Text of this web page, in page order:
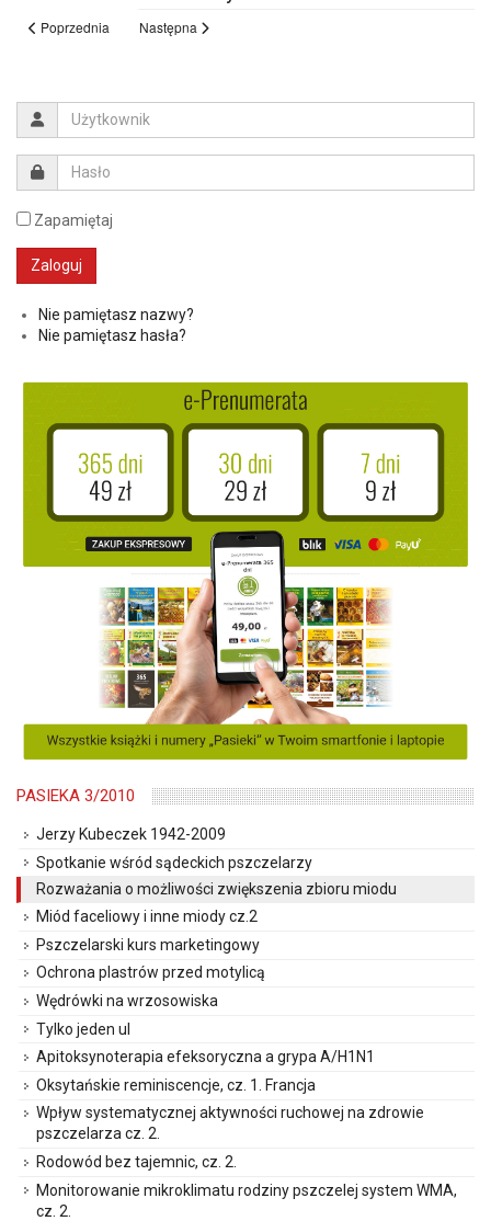
Poprzednia Następna
Zapamiętaj
Nie pamiętasz nazwy?
Nie pamiętasz hasła?
PASIEKA 3/2010
Jerzy Kubeczek 1942-2009
Spotkanie wśród sądeckich pszczelarzy
Rozważania o możliwości zwiększenia zbioru miodu
Miód faceliowy i inne miody cz.2
Pszczelarski kurs marketingowy
Ochrona plastrów przed motylicą
Wędrówki na wrzosowiska
Tylko jeden ul
Apitoksynoterapia efeksoryczna a grypa A/H1N1
Oksytańskie reminiscencje, cz. 1. Francja
Wpływ systematycznej aktywności ruchowej na zdrowie
pszczelarza cz. 2.
Rodowód bez tajemnic, cz. 2.
Monitorowanie mikroklimatu rodziny pszczelej system WMA,
cz. 2.